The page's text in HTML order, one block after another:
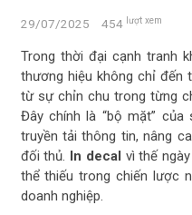
29/07/2025 454 lượt xem
Trong thời đại cạnh tranh
thương hiệu không chỉ đến
từ sự chỉn chu trong từng
Đây chính là “bộ mặt”
truyền tải thông tin, nâng
đối thủ.
In decal vì thế
thể thiếu trong chiến lược
doanh nghiệp.